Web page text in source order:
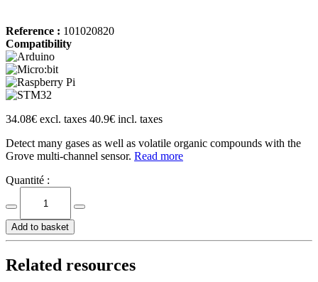
Reference : 101020820
Compatibility
34.08€ excl. taxes 40.9€ incl. taxes
Detect many gases as well as volatile organic compounds with the
Grove multi-channel sensor. Read more
Quantité :
Add to basket
Related resources